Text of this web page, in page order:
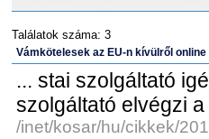
Találatok száma: 3
Vámkötelesek az EU-n kívülről
... stai szolgáltató
szolgáltató elvégzi
/inet/kosar/hu/cikkek/